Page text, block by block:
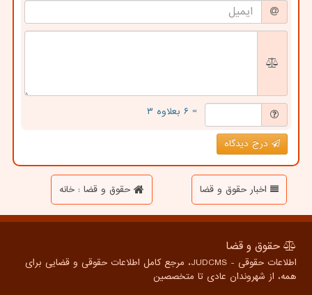
= ۶ بعلاوه ۳
درج دیدگاه
اخبار حقوق و قضا حقوق و قضا : خانه
حقوق و قضا
اطلاعات حقوقی - JUDCMS، مرجع کامل اطلاعات حقوقی و قضایی برای
همه، از شهروندان عادی تا متخصصین